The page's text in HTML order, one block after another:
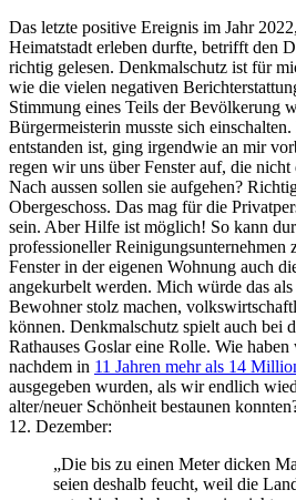
Das letzte positive Ereignis im Jahr
Heimatstadt erleben durfte, betrifft den
richtig gelesen. Denkmalschutz ist für
wie die vielen negativen
Stimmung eines Teils der Bevölkerung
Bürgermeisterin musste sich
entstanden ist, ging irgendwie an mir
regen wir uns über Fenster auf, die
Nach aussen sollen sie aufgehen?
Obergeschoss. Das mag für die
sein. Aber Hilfe ist möglich! So kann
professioneller Reinigungsunternehmen
Fenster in der eigenen Wohnung auch
angekurbelt werden. Mich würde das
Bewohner stolz machen,
können. Denkmalschutz spielt auch bei
Rathauses Goslar eine Rolle. Wie
nachdem in 11 Jahren mehr als 14
ausgegeben wurden, als wir endlich
alter/neuer Schönheit bestaunen
12. Dezember:
„Die bis zu einen Meter dicken
seien deshalb feucht, weil die